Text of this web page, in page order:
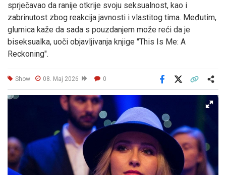
sprječavao da ranije otkrije svoju seksualnost, kao i
zabrinutost zbog reakcija javnosti i vlastitog tima. Međutim,
glumica kaže da sada s pouzdanjem može reći da je
biseksualka, uoči objavljivanja knjige "This Is Me: A
Reckoning".
Show 08. Maj 2026 0
Facebook